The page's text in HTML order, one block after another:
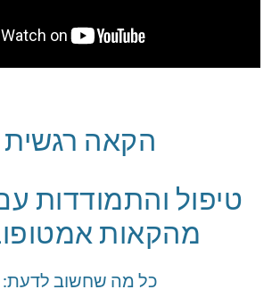
הקאה רגשית
טיפול והתמודדות
מהקאות
כל מה שחשוב לדעת: